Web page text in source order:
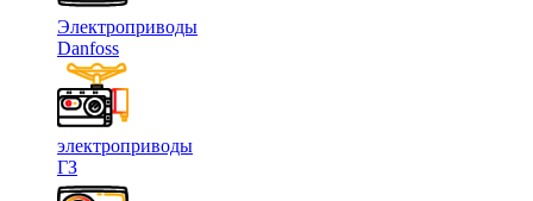
Электроприводы
Danfoss
электроприводы
ГЗ